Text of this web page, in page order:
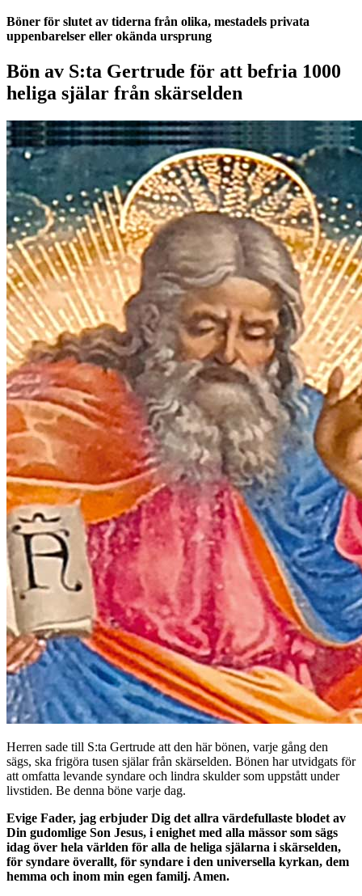
Böner för slutet av tiderna från olika, mestadels privata
uppenbarelser eller okända ursprung
Bön av S:ta Gertrude för att befria 1000
heliga själar från skärselden
Herren sade till S:ta Gertrude att den här bönen, varje gång den
sägs, ska frigöra tusen själar från skärselden. Bönen har utvidgats för
att omfatta levande syndare och lindra skulder som uppstått under
livstiden. Be denna böne varje dag.
Evige Fader, jag erbjuder Dig det allra värdefullaste blodet av
Din gudomlige Son Jesus, i enighet med alla mässor som sägs
idag över hela världen för alla de heliga själarna i skärselden,
för syndare överallt, för syndare i den universella kyrkan, dem
hemma och inom min egen familj. Amen.